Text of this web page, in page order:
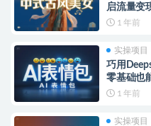
启流量变
1 年前
实操项目
巧用
零基础也
1 年前
实操项目